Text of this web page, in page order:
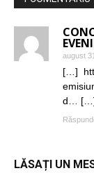
august
[…]
d…
LĂSAȚI UN